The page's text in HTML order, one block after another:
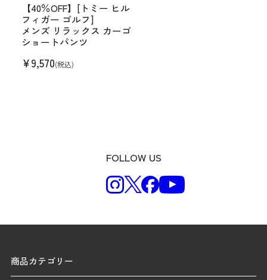
【40％OFF】[トミー ヒル
フィガー ゴルフ]
メンズ リラックス カーゴ
ショートパンツ
¥9,570(税込)
FOLLOW US
商品カテゴリー